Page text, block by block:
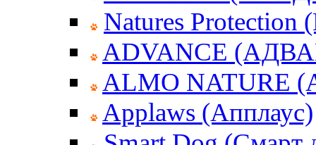
Natures Protection
ADVANCE
ALMO
Applaws (Апплаус)